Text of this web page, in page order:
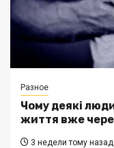
Разное
Чому деякі
життя вже
3 недели тому назад